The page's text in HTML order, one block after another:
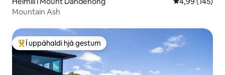
Mountain Ash
Í mestu uppáhaldi hjá gestum
Í uppáhaldi hjá gestum